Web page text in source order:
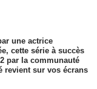
une actrice
cette série à succès
par la communauté
revient sur vos écrans